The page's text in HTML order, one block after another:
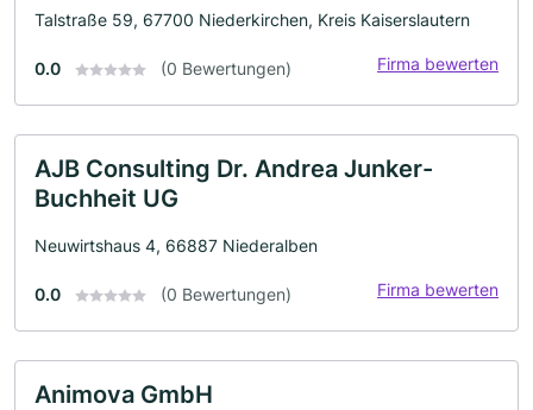
Talstraße 59, 67700 Niederkirchen, Kreis Kaiserslautern
0.0 (0 Bewertungen) Firma bewerten
AJB Consulting Dr. Andrea Junker-
Buchheit UG
Neuwirtshaus 4, 66887 Niederalben
0.0 (0 Bewertungen) Firma bewerten
Animova GmbH